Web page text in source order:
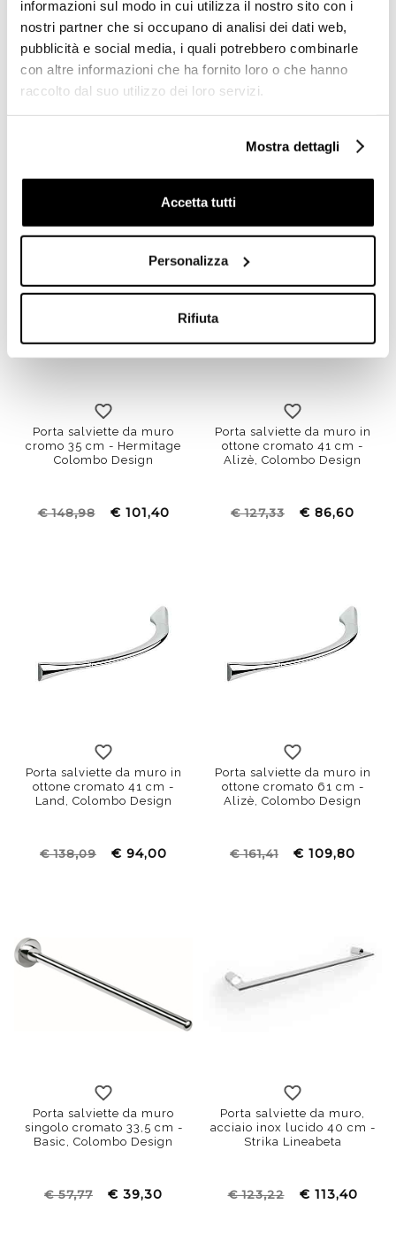
informazioni sul modo in cui utilizza il nostro sito con i
nostri partner che si occupano di analisi dei dati web,
pubblicità e social media, i quali potrebbero combinarle
con altre informazioni che ha fornito loro o che hanno
raccolto dal suo utilizzo dei loro servizi.
Mostra dettagli
Accetta tutti
Personalizza
Rifiuta
Porta salviette da muro
Colombo Design
Porta salviette da muro
- Basic, Colombo Design
Porta salviette da muro
cromo 35 cm - Hermitage
Colombo Design
€ 148,98 € 101,40
Porta salviette da muro in
ottone cromato 41 cm -
Alizè, Colombo Design
€ 127,33 € 86,60
Porta salviette da muro in
ottone cromato 41 cm -
Land, Colombo Design
€ 138,09 € 94,00
Porta salviette da muro in
ottone cromato 61 cm -
Alizè, Colombo Design
€ 161,41 € 109,80
Porta salviette da muro
singolo cromato 33,5 cm -
Basic, Colombo Design
€ 57,77 € 39,30
Porta salviette da muro,
acciaio inox lucido 40 cm -
Strika Lineabeta
€ 123,22 € 113,40